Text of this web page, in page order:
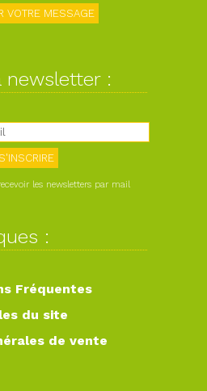
newsletter :
les newsletters par mail
:
Fréquentes
du site
de vente